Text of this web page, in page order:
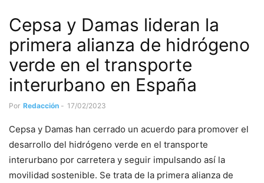
Cepsa y Damas lideran la
primera alianza de hidrógeno
verde en el transporte
interurbano en España
Por Redacción - 17/02/2023
Cepsa y Damas han cerrado un acuerdo para promover el
desarrollo del hidrógeno verde en el transporte
interurbano por carretera y seguir impulsando así la
movilidad sostenible. Se trata de la primera alianza de